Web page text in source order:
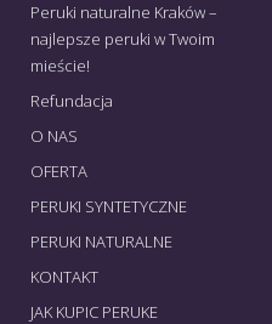
Peruki naturalne Kraków –
najlepsze peruki w Twoim
mieście!
Refundacja
O NAS
OFERTA
PERUKI SYNTETYCZNE
PERUKI NATURALNE
KONTAKT
JAK KUPIC PERUKE